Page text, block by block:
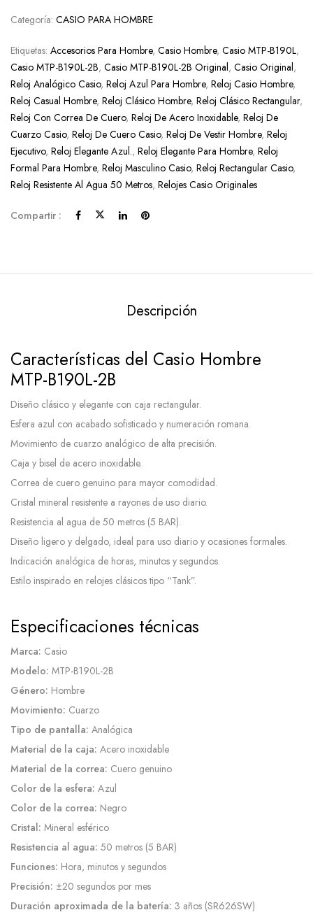
Categoría: CASIO PARA HOMBRE
Etiquetas: Accesorios Para Hombre, Casio Hombre, Casio MTP-B190L,
Casio MTP-B190L-2B, Casio MTP-B190L-2B Original, Casio Original,
Reloj Analógico Casio, Reloj Azul Para Hombre, Reloj Casio Hombre,
Reloj Casual Hombre, Reloj Clásico Hombre, Reloj Clásico Rectangular,
Reloj Con Correa De Cuero, Reloj De Acero Inoxidable, Reloj De
Cuarzo Casio, Reloj De Cuero Casio, Reloj De Vestir Hombre, Reloj
Ejecutivo, Reloj Elegante Azul., Reloj Elegante Para Hombre, Reloj
Formal Para Hombre, Reloj Masculino Casio, Reloj Rectangular Casio,
Reloj Resistente Al Agua 50 Metros, Relojes Casio Originales
Compartir :
Descripción
Características del Casio Hombre
MTP-B190L-2B
Diseño clásico y elegante con caja rectangular.
Esfera azul con acabado sofisticado y numeración romana.
Movimiento de cuarzo analógico de alta precisión.
Caja y bisel de acero inoxidable.
Correa de cuero genuino para mayor comodidad.
Cristal mineral resistente a rayones de uso diario.
Resistencia al agua de 50 metros (5 BAR).
Diseño ligero y delgado, ideal para uso diario y ocasiones formales.
Indicación analógica de horas, minutos y segundos.
Estilo inspirado en relojes clásicos tipo “Tank”.
Especificaciones técnicas
Marca: Casio
Modelo: MTP-B190L-2B
Género: Hombre
Movimiento: Cuarzo
Tipo de pantalla: Analógica
Material de la caja: Acero inoxidable
Material de la correa: Cuero genuino
Color de la esfera: Azul
Color de la correa: Negro
Cristal: Mineral esférico
Resistencia al agua: 50 metros (5 BAR)
Funciones: Hora, minutos y segundos
Precisión: ±20 segundos por mes
Duración aproximada de la batería: 3 años (SR626SW)